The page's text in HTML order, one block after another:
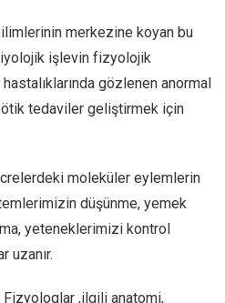
merkezine koyan bu
işlevin fizyolojik
gözlenen anormal
tedaviler geliştirmek için
moleküler eylemlerin
düşünme, yemek
yeteneklerimizi kontrol
uzanır.
Fizyologlar ,ilgili anatomi,